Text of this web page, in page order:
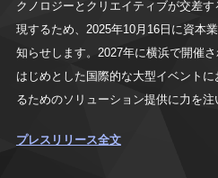
クノロジーとクリエイティブが交差
現するため、2025年10月16日に資本
知らせします。2027年に横浜で開催
はじめとした国際的な大型イベント
るためのソリューション提供に力を注
プレスリリース全文